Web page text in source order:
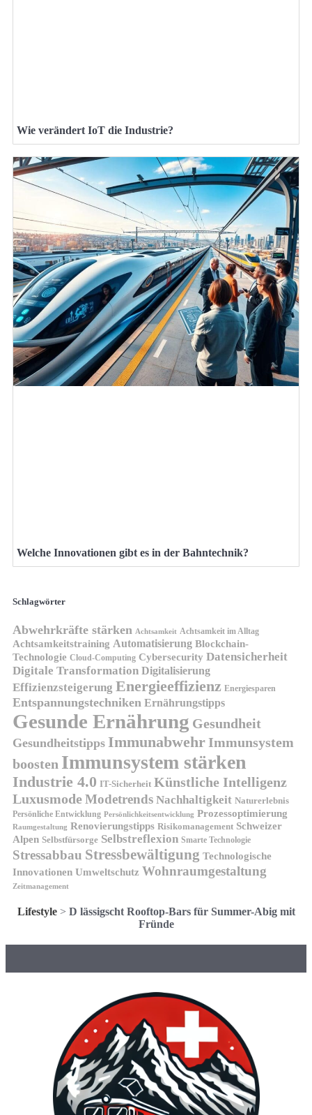
Wie verändert IoT die Industrie?
Welche Innovationen gibt es in der Bahntechnik?
Schlagwörter
Abwehrkräfte stärken Achtsamkeit Achtsamkeit im Alltag
Achtsamkeitstraining Automatisierung Blockchain-
Technologie Cloud-Computing Cybersecurity Datensicherheit
Digitale Transformation Digitalisierung
Effizienzsteigerung Energieeffizienz Energiesparen
Entspannungstechniken Ernährungstipps
Gesunde Ernährung Gesundheit
Gesundheitstipps Immunabwehr Immunsystem
boosten Immunsystem stärken
Industrie 4.0 IT-Sicherheit Künstliche Intelligenz
LuxusmodeModetrends Nachhaltigkeit Naturerlebnis
Persönliche Entwicklung Persönlichkeitsentwicklung Prozessoptimierung
Raumgestaltung Renovierungstipps Risikomanagement Schweizer
Alpen Selbstfürsorge Selbstreflexion Smarte Technologie
Stressabbau Stressbewältigung Technologische
Innovationen Umweltschutz Wohnraumgestaltung
Zeitmanagement
Lifestyle> D lässigscht Rooftop-Bars für Summer-Abig mit
Fründe